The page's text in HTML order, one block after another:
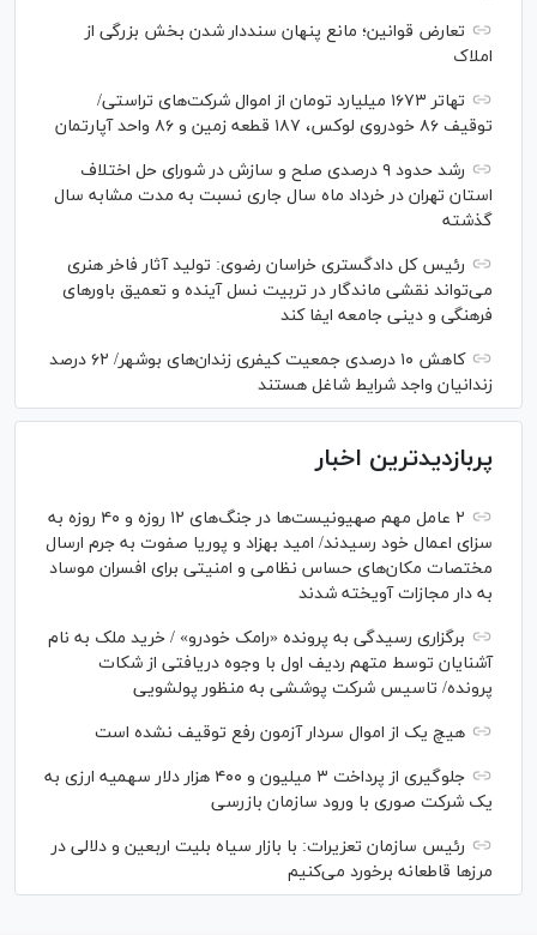
تعارض قوانین؛ مانع پنهان سنددار شدن بخش بزرگی از
املاک
تهاتر ۱۶۷۳ میلیارد تومان از اموال شرکت‌های تراستی/
توقیف ۸۶ خودروی لوکس، ۱۸۷ قطعه زمین و ۸۶ واحد آپارتمان
رشد حدود ۹ درصدی صلح و سازش در شورای حل اختلاف
استان تهران در خرداد ماه سال جاری نسبت به مدت مشابه سال
گذشته
رئیس کل دادگستری خراسان رضوی: تولید آثار فاخر هنری
می‌تواند نقشی ماندگار در تربیت نسل آینده و تعمیق باور‌های
فرهنگی و دینی جامعه ایفا کند
کاهش ۱۰ درصدی جمعیت کیفری زندان‌های بوشهر/ ۶۲ درصد
زندانیان واجد شرایط شاغل هستند
پربازدیدترین اخبار
۲ عامل مهم صهیونیست‌ها در جنگ‌های ۱۲ روزه و ۴۰ روزه به
سزای اعمال خود رسیدند/ امید بهزاد و پوریا صفوت به جرم ارسال
مختصات مکان‌های حساس نظامی و امنیتی برای افسران موساد
به دار مجازات آویخته شدند
برگزاری رسیدگی به پرونده «رامک خودرو» / خرید ملک به نام
آشنایان توسط متهم ردیف اول با وجوه دریافتی از شکات
پرونده/ تاسیس شرکت پوششی به منظور پولشویی
هیچ یک از اموال سردار آزمون رفع توقیف نشده است
جلوگیری از پرداخت ۳ میلیون و ۴۰۰ هزار دلار سهمیه ارزی به
یک شرکت صوری با ورود سازمان بازرسی
رئیس سازمان تعزیرات: با بازار سیاه بلیت اربعین و دلالی در
مرز‌ها قاطعانه برخورد می‌کنیم